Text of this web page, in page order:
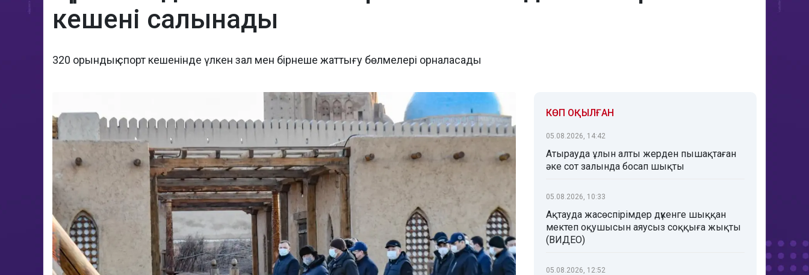
кешені салынады
320 орындық спорт кешенінде үлкен зал мен бірнеше жаттығу бөлмелері орналасады
КӨП ОҚЫЛҒАН
05.08.2026, 14:42
Атырауда ұлын алты жерден пышақтаған
әке сот залында босап шықты
05.08.2026, 10:33
Ақтауда жасөспірімдер дүкенге шыққан
мектеп оқушысын аяусыз соққыға жықты
(ВИДЕО)
05.08.2026, 12:52